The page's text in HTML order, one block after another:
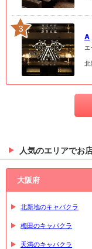
3
A
エ
北
人気のエリアでお
大阪府
北新地のキャバクラ
梅田のキャバクラ
天満のキャバクラ